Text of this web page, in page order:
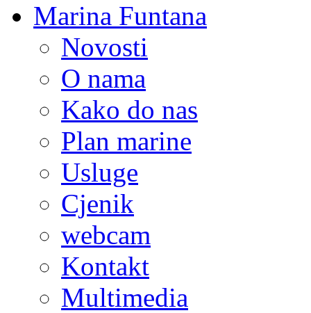
Marina Funtana
Novosti
O nama
Kako do nas
Plan marine
Usluge
Cjenik
webcam
Kontakt
Multimedia